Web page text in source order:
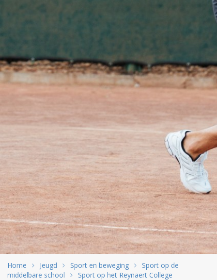
Home Jeugd Sport en beweging
Sport op de
middelbare school
Sport op het Reynaert College